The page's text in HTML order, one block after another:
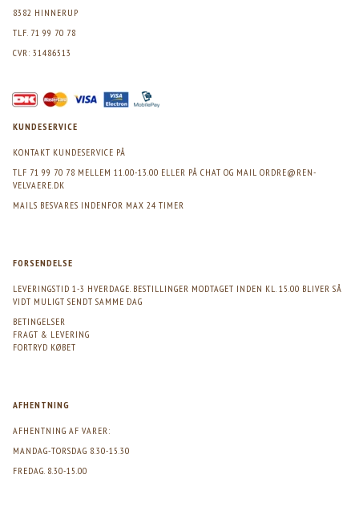
8382 HINNERUP
TLF. 71 99 70 78
CVR: 31486513
KUNDESERVICE
KONTAKT KUNDESERVICE PÅ
TLF 71 99 70 78 MELLEM 11.00-13.00 ELLER PÅ CHAT OG MAIL ORDRE@REN-
VELVAERE.DK
MAILS BESVARES INDENFOR MAX 24 TIMER
FORSENDELSE
LEVERINGSTID 1-3 HVERDAGE. BESTILLINGER MODTAGET INDEN KL. 15.00 BLIVER SÅ
VIDT MULIGT SENDT SAMME DAG
BETINGELSER
FRAGT & LEVERING
FORTRYD KØBET
AFHENTNING
AFHENTNING AF VARER:
MANDAG-TORSDAG 8.30-15.30
FREDAG. 8.30-15.00